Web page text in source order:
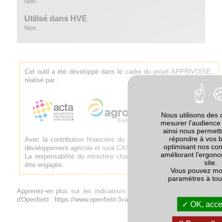
Utilisé dans HVE
Non
Cet outil a été développé dans le cadre du projet APPRIVOISE,
réalisé par :
Avec la contribution financière du compte d'affectation spéciale
développement agricole et rural CASDAR.
La responsabilité du ministère chargé de l'agriculture ne saurait
être engagée.
Apprenez-en plus sur les indicateurs de biodiversité sur le site
d'Openfield : https://www.openfield-3va.com/biodiversite/
Nous utilisons des
mesurer
ainsi nous
répondre à vos
optimisant nos
améliorant
site.
Vous pouvez
paramètres à
OK,